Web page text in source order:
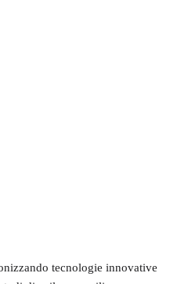
tecnologie innovative